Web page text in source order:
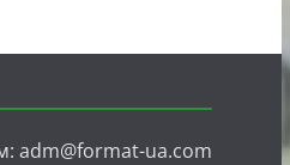
adm@format-ua.com